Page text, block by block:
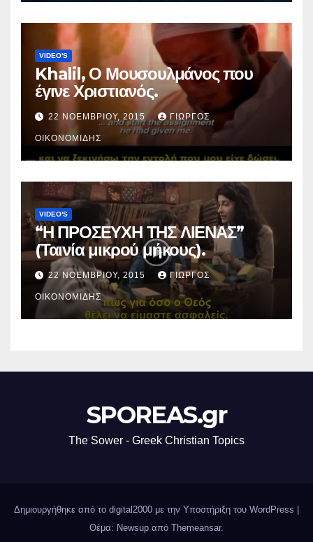
VIDEO'S
Khalil, Ο Μουσουλμάνος που
έγινε Χριστιανός.
22 ΝΟΕΜΒΡΊΟΥ, 2015 ΓΙΏΡΓΟΣ
ΟΙΚΟΝΟΜΊΔΗΣ
VIDEO'S
“Η ΠΡΟΣΕΥΧΗ ΤΗΣ ΛΙΕΝΑΣ”
(Ταινία μικρού μήκους).
22 ΝΟΕΜΒΡΊΟΥ, 2015 ΓΙΏΡΓΟΣ
ΟΙΚΟΝΟΜΊΔΗΣ
SPOREAS.gr
The Sower - Greek Christian Topics
Δημιουργήθηκε από το digital2000 με την Υποστήριξη του WordPress
Θέμα: Newsup από Themeansar.